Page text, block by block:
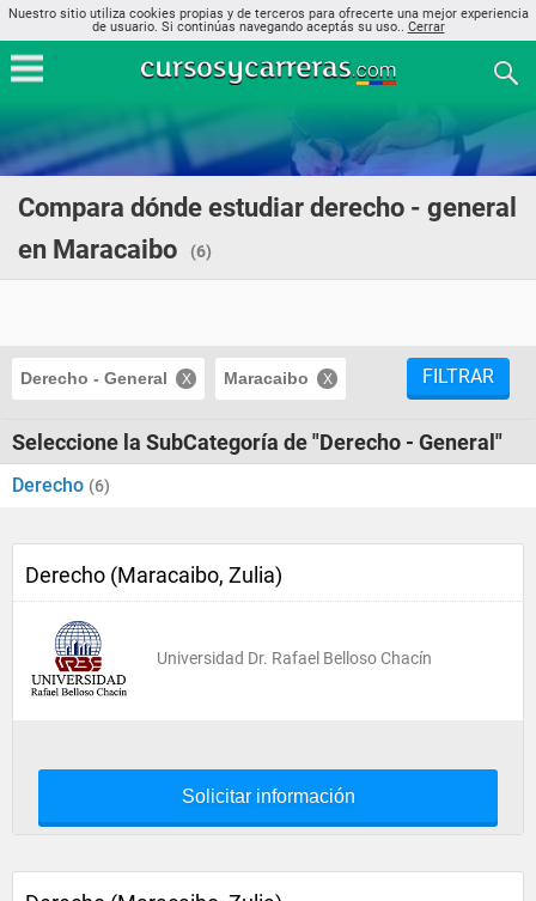
Nuestro sitio utiliza cookies propias y de terceros para ofrecerte una mejor experiencia
de usuario. Si continúas navegando aceptás su uso.. Cerrar
Compara dónde estudiar derecho - general
en Maracaibo
(6)
Derecho - General Maracaibo FILTRAR
Seleccione la SubCategoría de "Derecho - General"
Derecho (6)
Derecho (Maracaibo, Zulia)
Universidad Dr. Rafael Belloso Chacín
Solicitar información